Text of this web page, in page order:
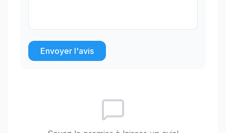
Envoyer l'avis